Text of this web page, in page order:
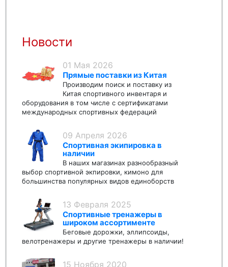
Новости
01 Мая 2026
Прямые поставки из Китая
Производим поиск и поставку из
Китая спортивного инвентаря и
оборудования в том числе с сертификатами
международных спортивных федераций
09 Апреля 2026
Спортивная экипировка в
наличии
В наших магазинах разнообразный
выбор спортивной экпировки, кимоно для
большинства популярных видов единоборств
13 Февраля 2025
Спортивные тренажеры в
широком ассортименте
Беговые дорожки, эллипсоиды,
велотренажеры и другие тренажеры в наличии!
15 Ноября 2020